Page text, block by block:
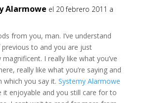
Alarmowe el 20 febrero 2011 a
from you, man. I’ve understand
to and you are just
magnificent. I really like what you’ve
really like what you’re saying and
which you say it. Systemy Alarmowe
it enjoyable and you still care for to